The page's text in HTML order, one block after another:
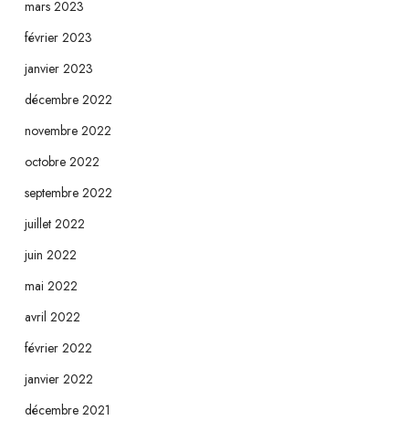
mars 2023
février 2023
janvier 2023
décembre 2022
novembre 2022
octobre 2022
septembre 2022
juillet 2022
juin 2022
mai 2022
avril 2022
février 2022
janvier 2022
décembre 2021